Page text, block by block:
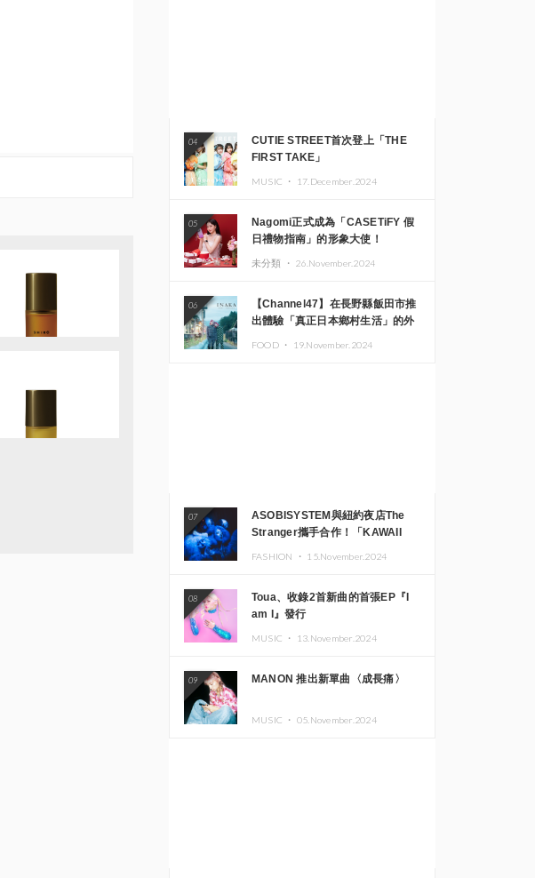
04
CUTIE STREET首次登上「THE
FIRST TAKE」
MUSIC ・ 17.December.2024
05
Nagomi正式成為「CASETiFY 假
日禮物指南」的形象大使！
未分類 ・ 26.November.2024
06
【Channel47】在長野縣飯田市推
出體驗「真正日本鄉村生活」的外
FOOD ・ 19.November.2024
07
ASOBISYSTEM與紐約夜店The
Stranger攜手合作！「KAWAII
FASHION ・ 15.November.2024
08
Toua、收錄2首新曲的首張EP『I
am I』發行
MUSIC ・ 13.November.2024
09 MANON 推出新單曲〈成長痛〉
MUSIC ・ 05.November.2024